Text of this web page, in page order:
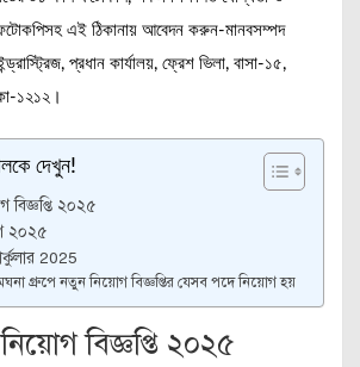
এই ঠিকানায় আবেদন করুন-মানবসম্পদ
প্রধান কার্যালয়, ফ্রেশ ভিলা, বাসা-১৫,
১২১২।
দেখুন!
বিজ্ঞপ্তি ২০২৫
২০২৫
2025
গ্রুপে নতুন নিয়োগ বিজ্ঞপ্তির যেসব পদে নিয়োগ হয়
বিজ্ঞপ্তি ২০২৫